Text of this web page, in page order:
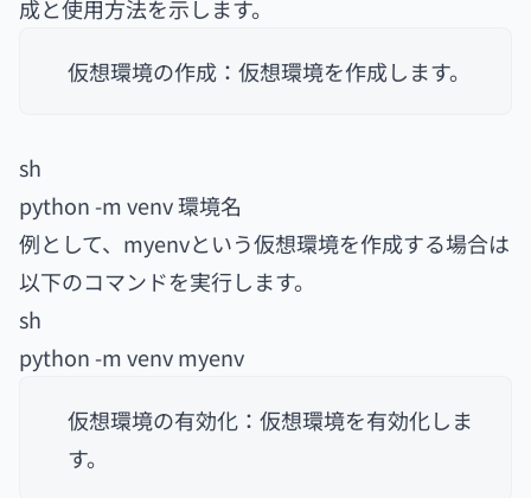
成と使用方法を示します。
仮想環境の作成：仮想環境を作成します。
sh
python -m venv 環境名
例として、myenvという仮想環境を作成する場合は
以下のコマンドを実行します。
sh
python -m venv myenv
仮想環境の有効化：仮想環境を有効化しま
す。